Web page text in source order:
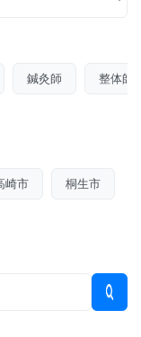
鍼灸師 整体師
崎市 桐生市